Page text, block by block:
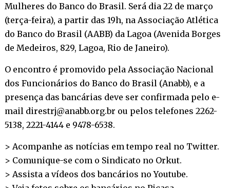
Mulheres do Banco do Brasil. Será dia 22 de março
(terça-feira), a partir das 19h, na Associação Atlética
do Banco do Brasil (AABB) da Lagoa (Avenida Borges
de Medeiros, 829, Lagoa, Rio de Janeiro).
O encontro é promovido pela Associação Nacional
dos Funcionários do Banco do Brasil (Anabb), e a
presença das bancárias deve ser confirmada pelo e-
mail direstrj@anabb.org.br ou pelos telefones 2262-
5138, 2221-4144 e 9478-6538.
> Acompanhe as notícias em tempo real no Twitter.
> Comunique-se com o Sindicato no Orkut.
> Assista a vídeos dos bancários noYoutube.